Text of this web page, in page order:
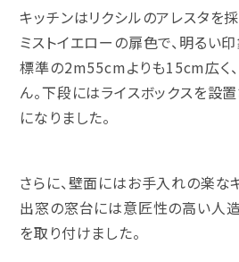
キッチンはリクシルのアレスタを
ミストイエローの扉色で、明るい
標準の2m55cmよりも15cm広く
ん。下段にはライスボックスを設
になりました。
さらに、壁面にはお手入れの楽な
出窓の窓台には意匠性の高い人
を取り付けました。